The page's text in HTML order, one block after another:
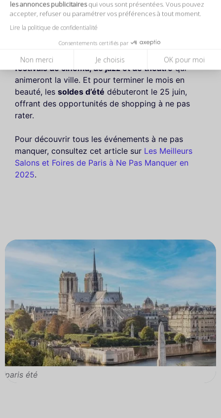
les annonces publicitairesqui vous sont présentées. Vous pouvez
accepter, refuser ou paramétrer vos préférences à tout moment.
Lire la politique de confidentialité
Consentements certifiés par
Non merci Je choisis OK pour moi
avant les dernières tendances. Ne manquez pas la
Nuit Blanche
le 6 juin, un événement où l'art
contemporain s'invite dans les rues de la capitale.
Les familles peuvent également profiter des
festivals de cinéma, de jazz et de théâtrequi
animeront la ville. Et pour terminer le mois en
beauté, les soldes d’été débuteront le 25 juin,
offrant des opportunités de shopping à ne pas
rater.
Pour découvrir tous les événements à ne pas
manquer, consultez cet article sur Les Meilleurs
Salons et Foires de Paris à Ne Pas Manquer en
2025.
paris été